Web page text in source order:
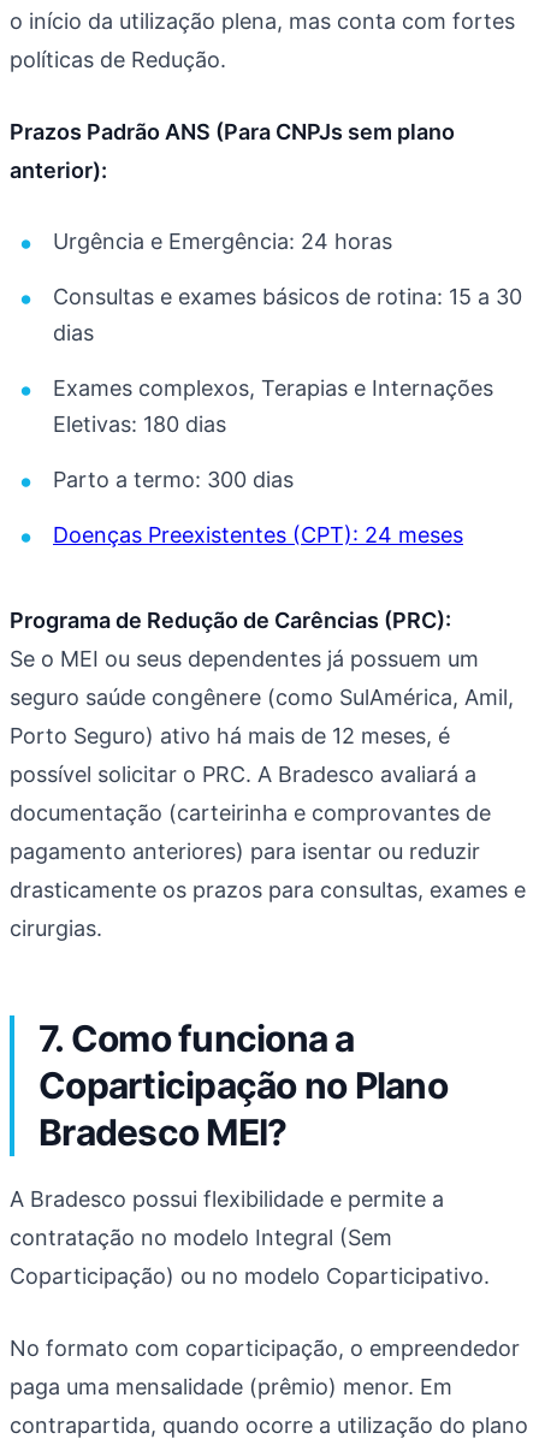
o início da utilização plena, mas conta com fortes
políticas de Redução.
Prazos Padrão ANS (Para CNPJs sem plano
anterior):
Urgência e Emergência: 24 horas
Consultas e exames básicos de rotina: 15 a 30
dias
Exames complexos, Terapias e Internações
Eletivas: 180 dias
Parto a termo: 300 dias
Doenças Preexistentes (CPT): 24 meses
Programa de Redução de Carências (PRC):
Se o MEI ou seus dependentes já possuem um
seguro saúde congênere (como SulAmérica, Amil,
Porto Seguro) ativo há mais de 12 meses, é
possível solicitar o PRC. A Bradesco avaliará a
documentação (carteirinha e comprovantes de
pagamento anteriores) para isentar ou reduzir
drasticamente os prazos para consultas, exames e
cirurgias.
7. Como funciona a
Coparticipação no Plano
Bradesco MEI?
A Bradesco possui flexibilidade e permite a
contratação no modelo Integral (Sem
Coparticipação) ou no modelo Coparticipativo.
No formato com coparticipação, o empreendedor
paga uma mensalidade (prêmio) menor. Em
contrapartida, quando ocorre a utilização do plano